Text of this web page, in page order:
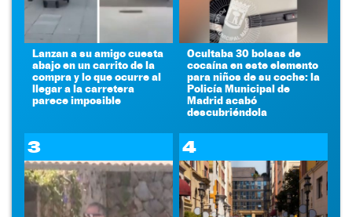
Lanzan a su amigo cuesta
abajo en un carrito de la
compra y lo que ocurre al
llegar a la carretera
parece imposible
Ocultaba 30 bolsas de
cocaína en este elemento
para niños de su coche: la
Policía Municipal de
Madrid acabó
descubriéndola
3 4